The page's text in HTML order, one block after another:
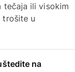
tečaja ili visokim
trošite u
na